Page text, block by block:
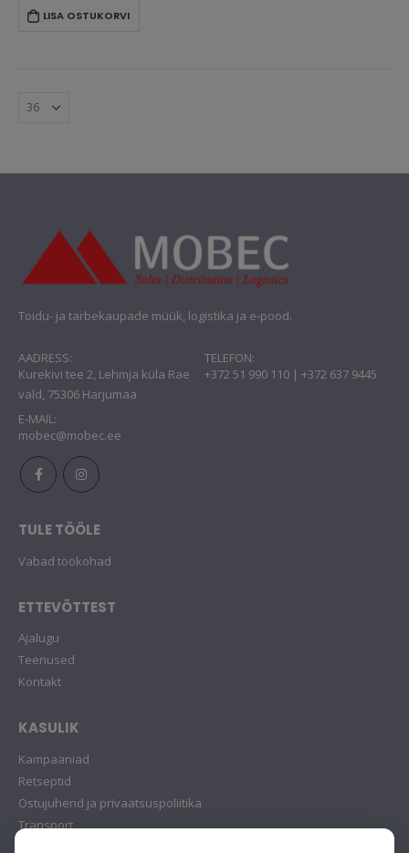
LISA OSTUKORVI
Toidu- ja tarbekaupade müük, logistika ja e-pood.
AADRESS:
Kurekivi tee 2, Lehmja küla Rae
vald, 75306 Harjumaa
TELEFON:
+372 51 990 110 | +372 637 9445
E-MAIL:
mobec@mobec.ee
TULE TÖÖLE
Vabad töökohad
ETTEVÕTTEST
Ajalugu
Teenused
Kontakt
KASULIK
Kampaaniad
Retseptid
Ostujuhend ja privaatsuspoliitika
Transport